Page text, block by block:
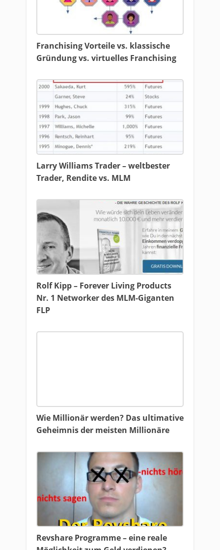
Franchising Vorteile vs. klassische
Gründung vs. virtuelles Franchising
Larry Williams Trader – weltbester
Trader, Rendite vs. MLM
Rolf Kipp – Forever Living Products
Nr. 1 Networker des MLM-Giganten
FLP
Wie Millionär werden? Das ultimative
Geheimnis der meisten Millionäre
Revshare Programme – eine reale